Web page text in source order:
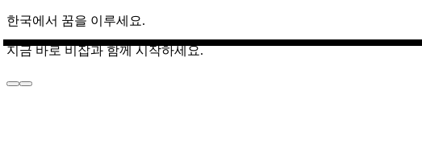
한국에서 꿈을 이루세요.
지금 바로 비잡과 함께 시작하세요.